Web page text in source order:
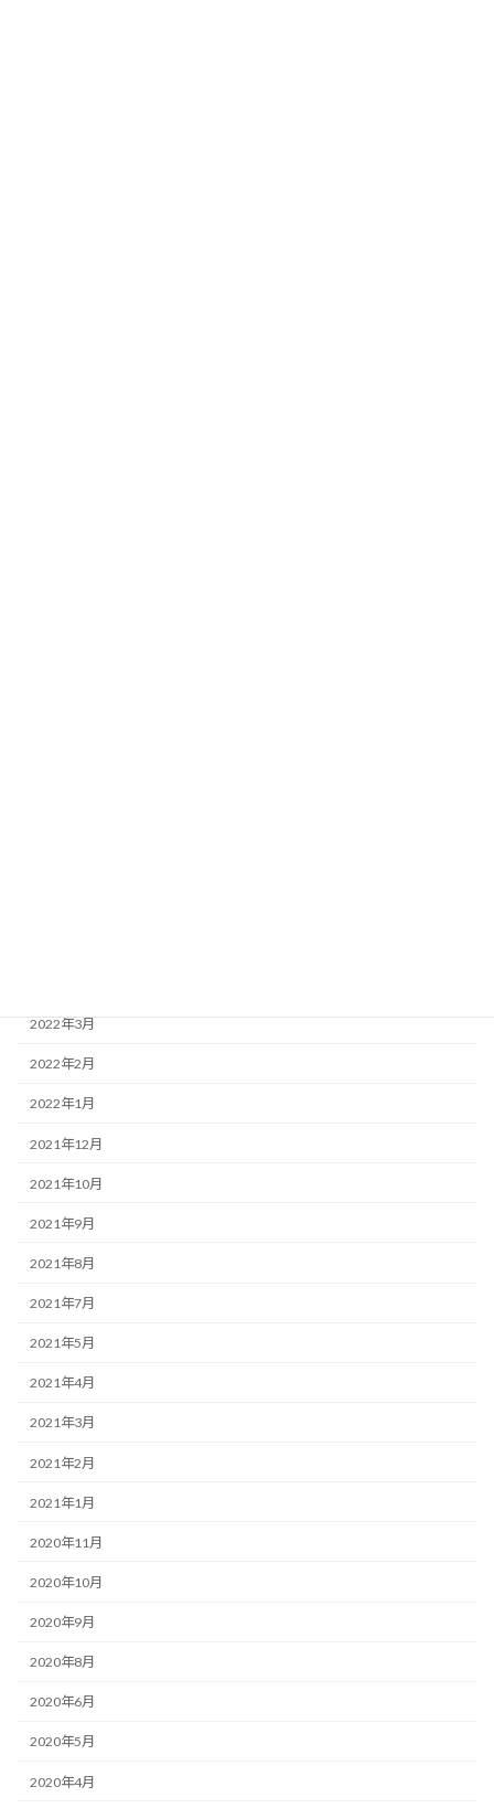
2022年3月
2022年2月
2022年1月
2021年12月
2021年10月
2021年9月
2021年8月
2021年7月
2021年5月
2021年4月
2021年3月
2021年2月
2021年1月
2020年11月
2020年10月
2020年9月
2020年8月
2020年6月
2020年5月
2020年4月